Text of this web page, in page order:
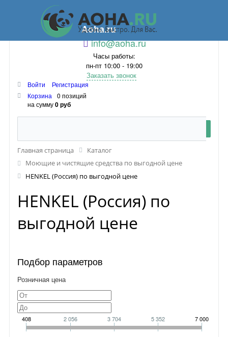
Aoha.ru
info@aoha.ru
Часы работы:
пн-пт 10:00 - 19:00
Заказать звонок
Войти
Регистрация
Корзина
0 позиций
на сумму0 руб
Главная страница
Каталог
Моющие и чистящие средства по выгодной цене
HENKEL (Россия) по выгодной цене
HENKEL (Россия) по
выгодной цене
Подбор параметров
Розничная цена
408 2 056 3 704 5 352 7 000